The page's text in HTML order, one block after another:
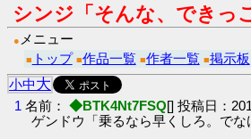
シンジ「そんな、できっ
● メニュー
■ トップ ■作品一覧 ■作者一覧 ■掲示板
小中大
1 名前： ◆BTK4Nt7FSQ[] 投稿日：
ゲンドウ「乗るなら早くしろ。でな